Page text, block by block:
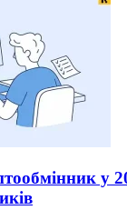
у